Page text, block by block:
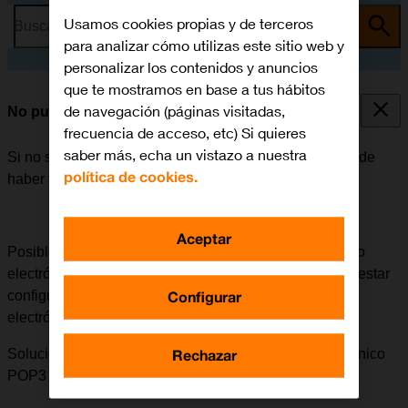
Busca por problema o tema
No puedo enviar ni recibir correo electrónico
Si no se puede enviar ni recibir correo electrónico, puede
haber varias causas posibles al problema.
Posible causa 1 de 3:
Para poder enviar y recibir correo
electrónico a través de POP3/IMAP, el móvil tiene que estar
configurado correctamente para este tipo de correo
electrónico.
Solución:
Cómo configurar el móvil para correo electrónico
POP3 e IMAP.
Usamos cookies propias y de terceros
para analizar cómo utilizas este sitio web y
personalizar los contenidos y anuncios
que te mostramos en base a tus hábitos
de navegación (páginas visitadas,
frecuencia de acceso, etc) Si quieres
saber más, echa un vistazo a nuestra
política de cookies.
Configurar
Rechazar
Aceptar